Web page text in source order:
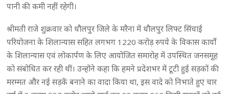
पानी की कमी नहीं रहेगी।
श्रीमती राजे शुक्रवार को धौलपुर जिले के मरैना में धौलपुर लिफ्ट सिंचाई
परियोजना के शिलान्यास सहित लगभग 1220 करोड़ रुपये के विकास कार्यों
के शिलान्यास एवं लोकार्पण के लिए आयोजित समारोह में उपस्थित जनसमूह
को संबोधित कर रही थीं। उन्होंने कहा कि हमने प्रदेशभर में टूटी हुई सड़कों की
मरम्मत और नई सड़कें बनाने का वादा किया था, इस वादे को निभाते हुए चार